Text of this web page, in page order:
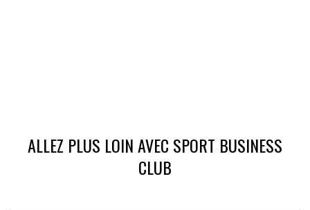
ALLEZ PLUS LOIN AVEC SPORT BUSINESS
CLUB